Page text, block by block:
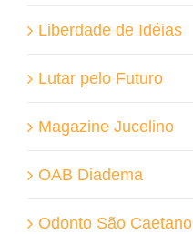
Liberdade de Idéias
Lutar pelo Futuro
Magazine Jucelino
OAB Diadema
Odonto São Caetano